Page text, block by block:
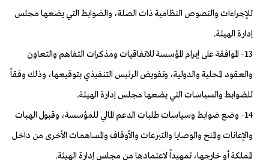
للإجراءات والنصوص النظامية ذات الصلة، والضوابط التي يضعها مجلس
إدارة الهيئة.
13- الموافقة على إبرام المؤسسة للاتفاقيات ومذكرات التفاهم والتعاون
والعقود المحلية والدولية، وتفويض الرئيس التنفيذي بتوقيعها، وذلك وفقاً
للضوابط والسياسات التي يضعها مجلس إدارة الهيئة.
14- وضع ضوابط وسياسات طلبات الدعم المالي للمؤسسة، وقبول الهبات
والإعانات والمنح والوصايا والتبرعات والأوقاف والمساهمات الأخرى من داخل
المملكة أو خارجها، تمهيداً لاعتمادها من مجلس إدارة الهيئة.